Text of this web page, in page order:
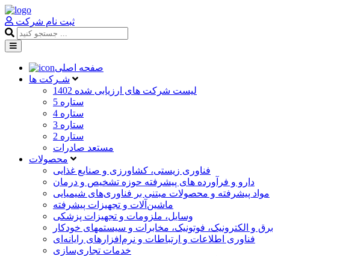
ثبت نام شرکت
صفحه اصلی
شـرکت ها
لیست شرکت های ارزیابی شده 1402
5 ستاره
4 ستاره
3 ستاره
2 ستاره
مستعد صادرات
محصولات
فناوری زیستی، کشاورزی و صنایع غذایی
دارو و فرآورده های پیشرفته حوزه تشخیص و درمان
مواد پیشرفته و محصولات مبتنی بر فناوری‌های شیمیایی
ماشین‌آلات و تجهیزات پیشرفته
وسایل، ملزومات و تجهیزات پزشکی
برق و الکترونیک، فوتونیک، مخابرات و سیستمهای خودکار
فناوری اطلاعات و ارتباطات و نرم‌افزارهای رایانه‌ای
خدمات تجاری‌سازی